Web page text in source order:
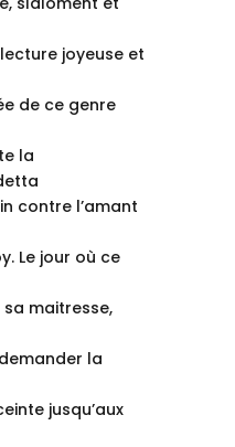
joyeuse et
de ce genre
la
contre l’amant
Le jour où ce
sa maitresse,
la
jusqu’aux